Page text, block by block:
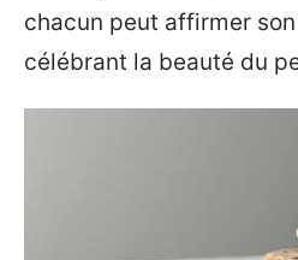
chacun peut affirmer
célébrant la beauté du